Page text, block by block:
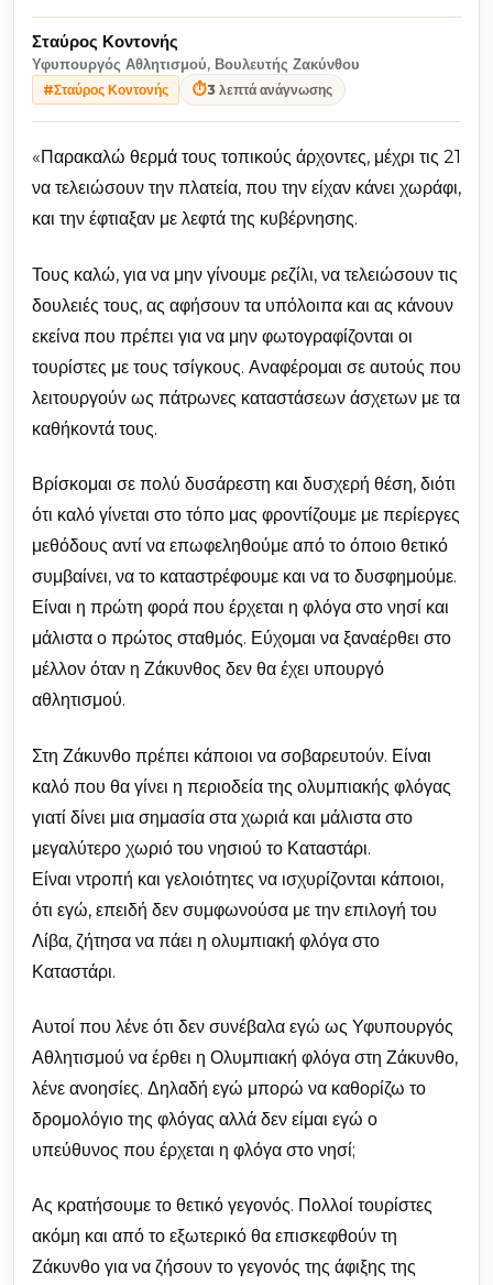
Σταύρος Κοντονής
Υφυπουργός Αθλητισμού, Βουλευτής Ζακύνθου
#Σταύρος Κοντονής ⏱3 λεπτά ανάγνωσης
«Παρακαλώ θερμά τους τοπικούς άρχοντες, μέχρι τις 21
να τελειώσουν την πλατεία, που την είχαν κάνει χωράφι,
και την έφτιαξαν με λεφτά της κυβέρνησης.
Τους καλώ, για να μην γίνουμε ρεζίλι, να τελειώσουν τις
δουλειές τους, ας αφήσουν τα υπόλοιπα και ας κάνουν
εκείνα που πρέπει για να μην φωτογραφίζονται οι
τουρίστες με τους τσίγκους. Αναφέρομαι σε αυτούς που
λειτουργούν ως πάτρωνες καταστάσεων άσχετων με τα
καθήκοντά τους.
Βρίσκομαι σε πολύ δυσάρεστη και δυσχερή θέση, διότι
ότι καλό γίνεται στο τόπο μας φροντίζουμε με περίεργες
μεθόδους αντί να επωφεληθούμε από το όποιο θετικό
συμβαίνει, να το καταστρέφουμε και να το δυσφημούμε.
Είναι η πρώτη φορά που έρχεται η φλόγα στο νησί και
μάλιστα ο πρώτος σταθμός. Εύχομαι να ξαναέρθει στο
μέλλον όταν η Ζάκυνθος δεν θα έχει υπουργό
αθλητισμού.
Στη Ζάκυνθο πρέπει κάποιοι να σοβαρευτούν. Είναι
καλό που θα γίνει η περιοδεία της ολυμπιακής φλόγας
γιατί δίνει μια σημασία στα χωριά και μάλιστα στο
μεγαλύτερο χωριό του νησιού το Καταστάρι.
Είναι ντροπή και γελοιότητες να ισχυρίζονται κάποιοι,
ότι εγώ, επειδή δεν συμφωνούσα με την επιλογή του
Λίβα, ζήτησα να πάει η ολυμπιακή φλόγα στο
Καταστάρι.
Αυτοί που λένε ότι δεν συνέβαλα εγώ ως Υφυπουργός
Αθλητισμού να έρθει η Ολυμπιακή φλόγα στη Ζάκυνθο,
λένε ανοησίες. Δηλαδή εγώ μπορώ να καθορίζω το
δρομολόγιο της φλόγας αλλά δεν είμαι εγώ ο
υπεύθυνος που έρχεται η φλόγα στο νησί;
Ας κρατήσουμε το θετικό γεγονός. Πολλοί τουρίστες
ακόμη και από το εξωτερικό θα επισκεφθούν τη
Ζάκυνθο για να ζήσουν το γεγονός της άφιξης της